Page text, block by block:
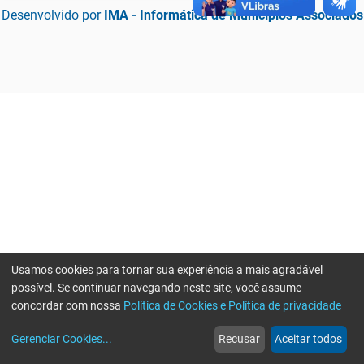
Desenvolvido por IMA - Informática de Municípios Associados
web
Notícias
more_horiz
Mais
Usamos cookies para tornar sua experiência a mais agradável
possível. Se continuar navegando neste site, você assume
concordar com nossa Política de Cookies e Política de privacidade
Gerenciar Cookies... Recusar Aceitar todos
Erro ao enviar informações, por favor tente novamente